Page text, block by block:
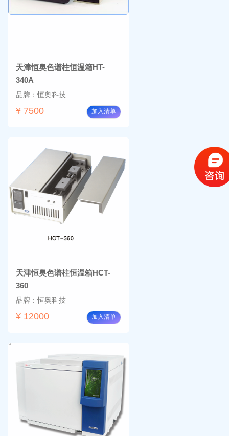
天津恒奥色谱柱恒温箱HT-
340A
品牌：恒奥科技
¥ 7500 加入清单
天津恒奥色谱柱恒温箱HCT-
360
品牌：恒奥科技
¥ 12000 加入清单